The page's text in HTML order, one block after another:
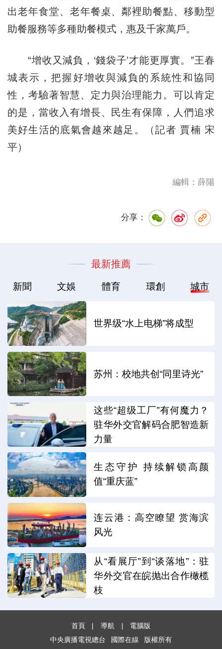
出老年食堂、老年餐桌、鄰裡助餐點、移動型
助餐服務等多種助餐模式，惠及千家萬戶。
“增收又減負，‘錢袋子’才能更厚實。”王春
城表示，把握好增收與減負的系統性和協同
性，考驗著智慧、定力與治理能力。可以肯定
的是，當收入有增長、民生有保障，人們追求
美好生活的底氣會越來越足。（記者 賈楠 宋
平）
編輯：薛陽
分享：
最新推薦
新聞 文娛 體育 環創 城市
世界级“水上电梯”将成型
苏州：校地共创“同里诗光”
这些“超级工厂”有何魔力？
驻华外交官解码合肥智造新
力量
生态守护 持续解锁高颜
值“重庆蓝”
连云港：高空瞭望 赏海滨
风光
从“看展厅”到“谈落地”：驻
华外交官在皖抛出合作橄榄
枝
首頁 | 導航 |
電腦版
中央廣播電視總台
國際在線 版權所有